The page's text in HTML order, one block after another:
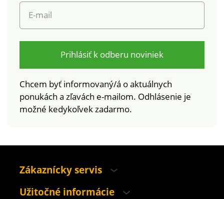
noriem. Možno prať v
E-mail
Prihlásiť k odberu noviniek
Chcem byť informovaný/á o aktuálnych
ponukách a zľavách e-mailom. Odhlásenie je
možné kedykoľvek zadarmo.
Zákaznícky servis
Užitočné informácie